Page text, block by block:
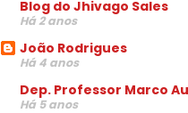
Blog do Jhivago Sales
Há 2 anos
João Rodrigues
Há 4 anos
Dep. Professor Marco
Há 5 anos